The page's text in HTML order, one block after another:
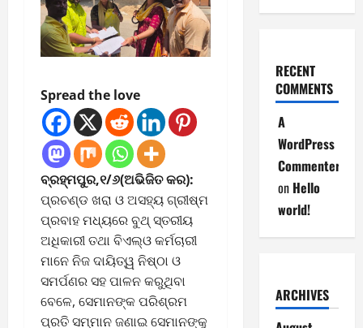
Spread the love
ବ୍ରହ୍ମପୁର,୧/୬(ଅଭିଜିତ କର):
ପ୍ରଚଣ୍ଡ ଖରା ଓ ଅସହ୍ୟ ଗ୍ରୀଷ୍ମ
ପ୍ରବାହ ମଧ୍ୟରେ ବୁଥ୍ ସ୍ତରୀୟ
ଅଧିକାରୀ ତଥା ବିଏଲ୍‌ଓ କର୍ମଚାରୀ
ମାନେ ନିଜ ଦାୟିତ୍ୱ ନିଷ୍ଠା ଓ
ସମର୍ପଣର ସହ ପାଳନ କରୁଥିବା
ବେଳେ, ସେମାନଙ୍କ ପରିଶ୍ରମ
ପ୍ରତି ସମ୍ମାନ ଜଣାଇ ସେମାନଙ୍କୁ
RECENT
COMMENTS
A
WordPress
Commenter
on Hello
world!
ARCHIVES